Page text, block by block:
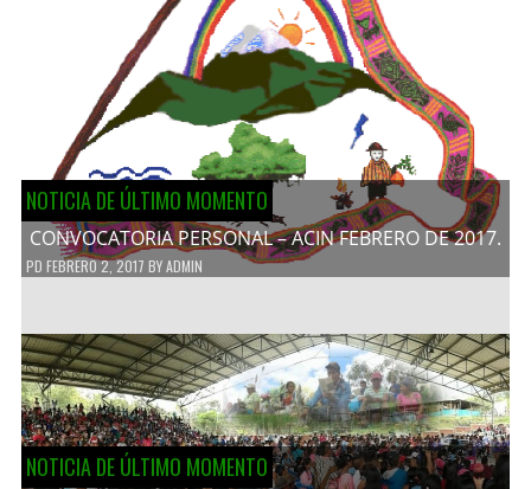
NOTICIA DE ÚLTIMO MOMENTO
CONVOCATORIA PERSONAL – ACIN FEBRERO DE 2017.
PD FEBRERO 2, 2017 BYADMIN
NOTICIA DE ÚLTIMO MOMENTO